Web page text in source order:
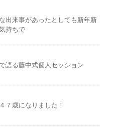
出来事があったとしても新年新
持ちで
語る藤中式個人セッション
７歳になりました！